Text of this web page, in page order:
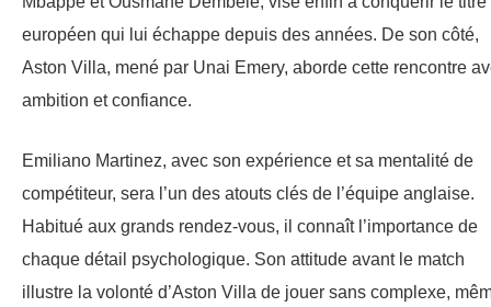
européen qui lui échappe depuis des années. De son côté,
Aston Villa, mené par Unai Emery, aborde cette rencontre
ambition et confiance.
Emiliano Martinez, avec son expérience et sa mentalité de
compétiteur, sera l’un des atouts clés de l’équipe anglaise.
Habitué aux grands rendez-vous, il connaît l’importance de
chaque détail psychologique. Son attitude avant le match
illustre la volonté d’Aston Villa de jouer sans complexe,